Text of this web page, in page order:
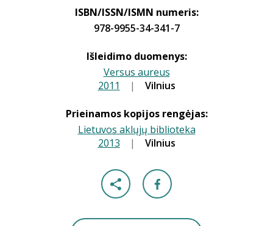
ISBN/ISSN/ISMN numeris:
978-9955-34-341-7
Išleidimo duomenys:
Versus aureus
2011 | Vilnius
Prieinamos kopijos rengėjas:
Lietuvos aklųjų biblioteka
2013 | Vilnius